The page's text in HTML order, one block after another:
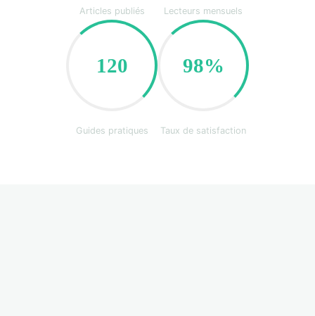
Articles publiés Lecteurs mensuels
120
Guides pratiques
98%
Taux de satisfaction